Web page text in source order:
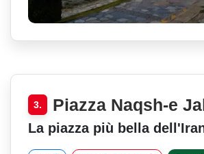
3. Piazza Naqsh-e
La piazza più bella